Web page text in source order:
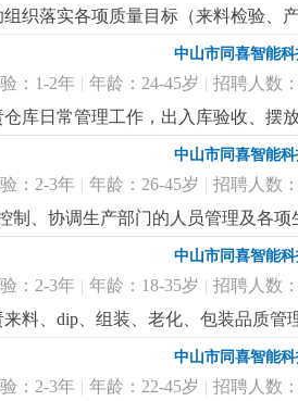
作压力；6、有在led高低压灯带或
，欢迎志同道合的有识之士加入更
组织落实各项质量目标（来料检验、
量事故的发生，解决现场的质量问
理；4、协助公司相关部门制订公
件；3、工作认真负责，良好的沟通
中山市同喜智能
：1-2年 | 年龄：24-45岁 | 招聘人数
仓库日常管理工作，出入库验收、摆
的干净整洁；4、负责仓库5s工作
、能适应加班；
更详细 ...
中山市同喜智能
：2-3年 | 年龄：26-45岁 | 招聘人数
制、协调生产部门的人员管理及各
、产品需求、生产过程、产值目标
理化建议；5. 参与提高生产效率和
；岗位要求:1. 高中及以上学历，3
程，精通生产管理知识；3. 具备较
；4. 具有一定的办公软件使用操作
中山市同喜智能
：2-3年 | 年龄：18-35岁 | 招聘人数
来料、dip、组装、老化、包装品质
；3、负责sip的制定及完善，优化
检团队的运作，做好质检作业监督
团队推动工作；6、在品质经理的
中山市同喜智能
：2-3年 | 年龄：22-45岁 | 招聘人数